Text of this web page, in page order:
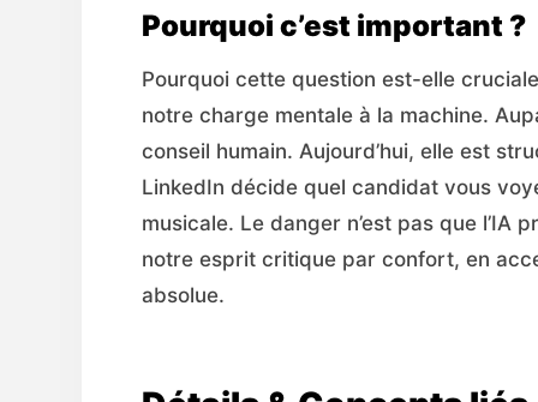
Pourquoi c’est important ?
Pourquoi cette question est-elle
notre charge mentale à la machine.
conseil humain. Aujourd’hui, elle est
LinkedIn décide quel candidat vous
musicale. Le danger n’est pas que l’IA
notre esprit critique par confort, en
absolue.